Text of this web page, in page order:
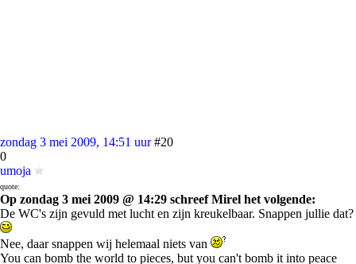
zondag 3 mei 2009, 14:51 uur #20
0
umoja
quote:
Op zondag 3 mei 2009 @ 14:29 schreef Mirel het volgende:
De WC's zijn gevuld met lucht en zijn kreukelbaar. Snappen jullie dat?
Nee, daar snappen wij helemaal niets van
You can bomb the world to pieces, but you can't bomb it into peace